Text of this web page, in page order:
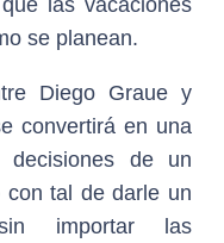
las vacaciones
se planean.
Diego Graue y
convertirá en una
decisiones de un
con tal de darle un
importar las